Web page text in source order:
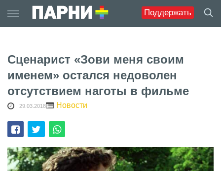
Поддержать
to
content
Сценарист «Зови меня своим
именем» остался недоволен
отсутствием наготы в фильме
29.03.2018 Новости